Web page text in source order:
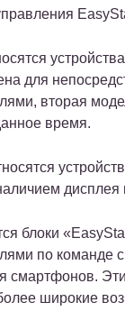
для
вторая
время.
блоки
по
смартфонов.
широкие